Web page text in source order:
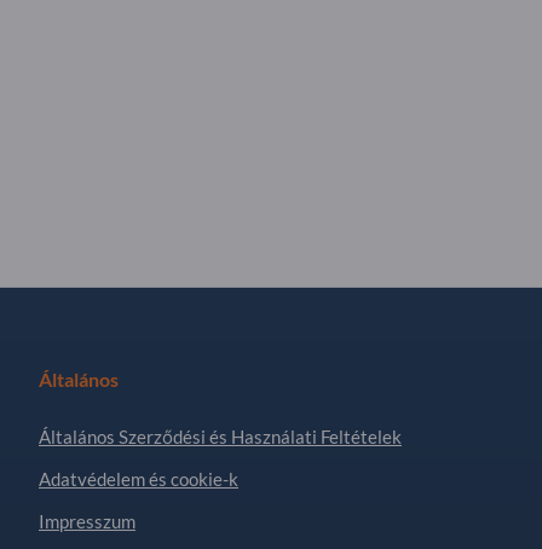
Általános
Általános Szerződési és Használati Feltételek
Adatvédelem és cookie-k
Impresszum